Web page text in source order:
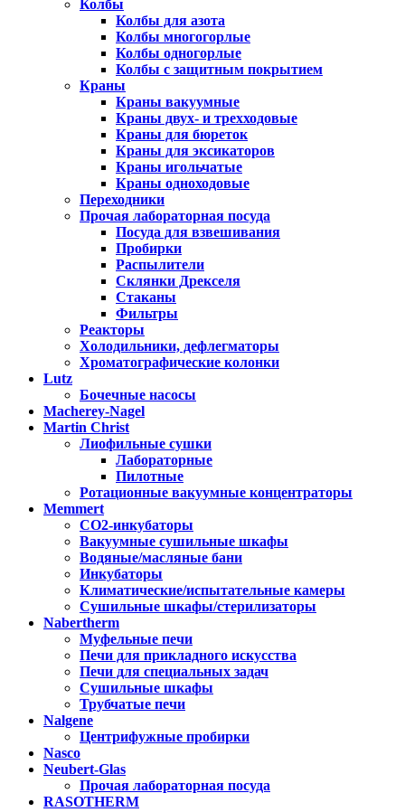
Колбы
Колбы для азота
Колбы многогорлые
Колбы одногорлые
Колбы с защитным покрытием
Краны
Краны вакуумные
Краны двух- и трехходовые
Краны для бюреток
Краны для эксикаторов
Краны игольчатые
Краны одноходовые
Переходники
Прочая лабораторная посуда
Посуда для взвешивания
Пробирки
Распылители
Склянки Дрекселя
Стаканы
Фильтры
Реакторы
Холодильники, дефлегматоры
Хроматографические колонки
Lutz
Бочечные насосы
Macherey-Nagel
Martin Christ
Лиофильные сушки
Лабораторные
Пилотные
Ротационные вакуумные концентраторы
Memmert
CO2-инкубаторы
Вакуумные сушильные шкафы
Водяные/масляные бани
Инкубаторы
Климатические/испытательные камеры
Сушильные шкафы/стерилизаторы
Nabertherm
Муфельные печи
Печи для прикладного искусства
Печи для специальных задач
Сушильные шкафы
Трубчатые печи
Nalgene
Центрифужные пробирки
Nasco
Neubert-Glas
Прочая лабораторная посуда
RASOTHERM